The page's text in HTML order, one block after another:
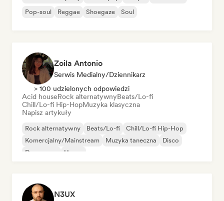
Pop-soul
Reggae Shoegaze Soul
Zoila Antonio
Serwis Medialny/Dziennikarz
> 100 udzielonych odpowiedzi
Acid houseRock alternatywnyBeats/Lo-fi
Chill/Lo-fi Hip-HopMuzyka klasyczna
Napisz artykuły
Rock alternatywny Beats/Lo-fi
Chill/Lo-fi Hip-Hop
Komercjalny/Mainstream
Muzyka taneczna
Disco
Dream pop
House
N3UX